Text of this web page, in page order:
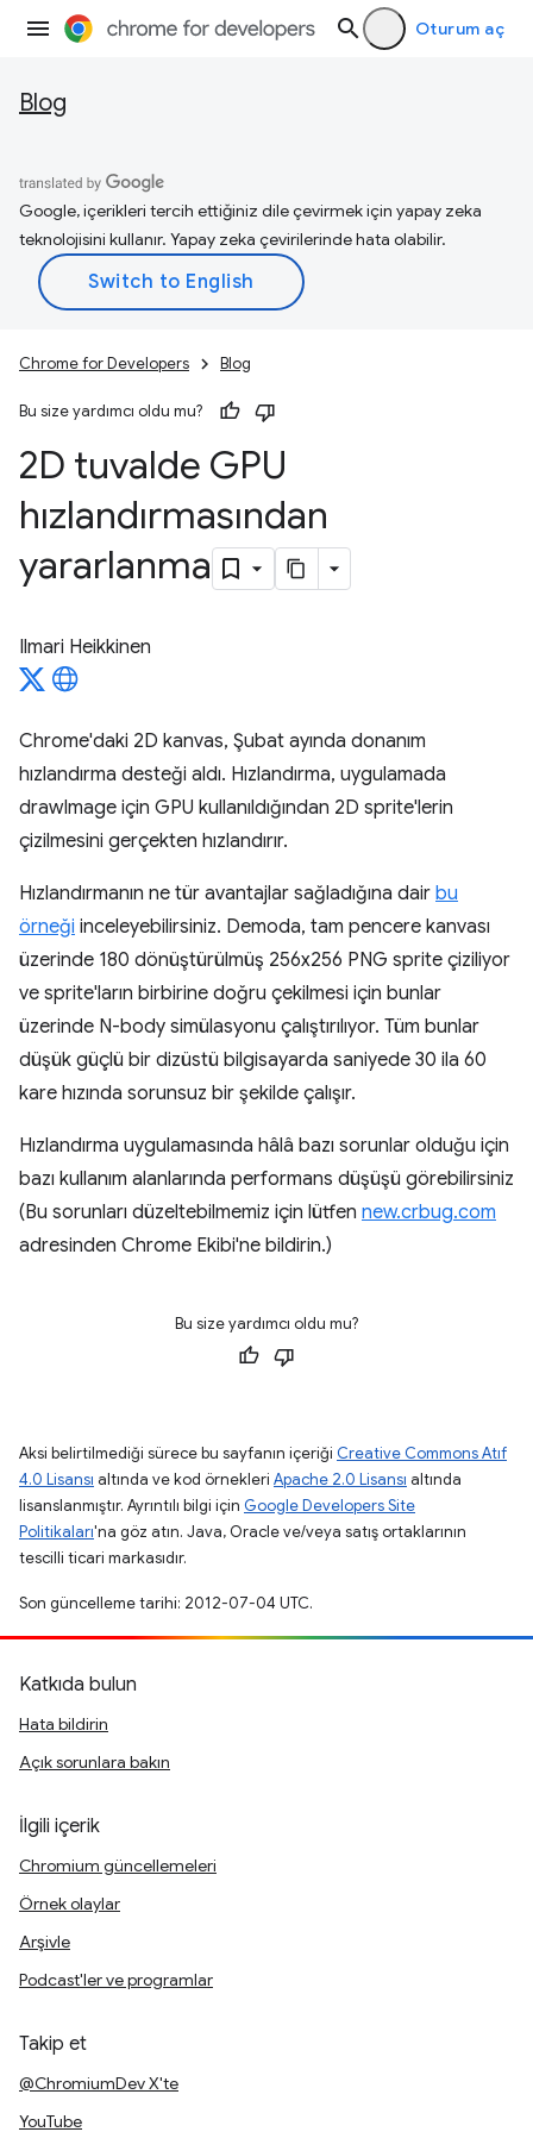
Oturum aç
Blog
Google, içerikleri tercih ettiğiniz dile çevirmek için yapay zeka
teknolojisini kullanır. Yapay zeka çevirilerinde hata olabilir.
Chrome for Developers Blog
Bu size yardımcı oldu mu?
2D tuvalde GPU
hızlandırmasından
yararlanma
Ilmari Heikkinen
Chrome'daki 2D kanvas, Şubat ayında donanım
hızlandırma desteği aldı. Hızlandırma, uygulamada
drawImage için GPU kullanıldığından 2D sprite'lerin
çizilmesini gerçekten hızlandırır.
Hızlandırmanın ne tür avantajlar sağladığına dair bu
örneği inceleyebilirsiniz. Demoda, tam pencere kanvası
üzerinde 180 dönüştürülmüş 256x256 PNG sprite çiziliyor
ve sprite'ların birbirine doğru çekilmesi için bunlar
üzerinde N-body simülasyonu çalıştırılıyor. Tüm bunlar
düşük güçlü bir dizüstü bilgisayarda saniyede 30 ila 60
kare hızında sorunsuz bir şekilde çalışır.
Hızlandırma uygulamasında hâlâ bazı sorunlar olduğu için
bazı kullanım alanlarında performans düşüşü görebilirsiniz
(Bu sorunları düzeltebilmemiz için lütfen new.crbug.com
adresinden Chrome Ekibi'ne bildirin.)
Bu size yardımcı oldu mu?
Aksi belirtilmediği sürece bu sayfanın içeriği Creative Commons Atıf
4.0 Lisansı altında ve kod örnekleri Apache 2.0 Lisansı altında
lisanslanmıştır. Ayrıntılı bilgi için Google Developers Site
Politikaları'na göz atın. Java, Oracle ve/veya satış ortaklarının
tescilli ticari markasıdır.
Son güncelleme tarihi: 2012-07-04 UTC.
Katkıda bulun
Hata bildirin
Açık sorunlara bakın
İlgili içerik
Chromium güncellemeleri
Örnek olaylar
Arşivle
Podcast'ler ve programlar
Takip et
@ChromiumDev X'te
YouTube